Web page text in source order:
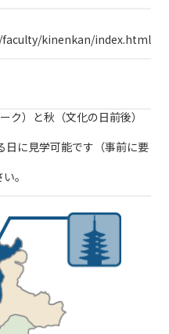
kinenkan/index.html
ク）と秋（文化の日前後）
日に見学可能です（事前に要
。